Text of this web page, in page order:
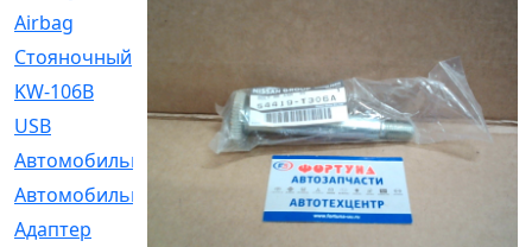
Airbag
Cтояночный
KW-106B
[0]
USB
[6]
Автомобильное
[6]
Автомобильный
Адаптер